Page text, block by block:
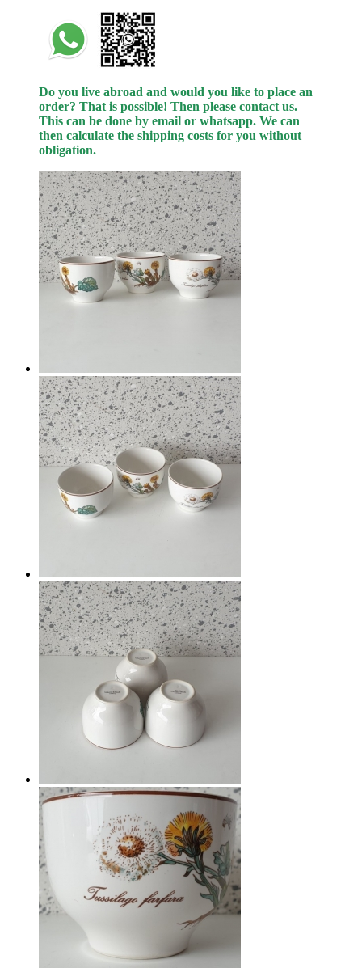
Do you live abroad and would you like to place an
order? That is possible! Then please contact us.
This can be done by email or whatsapp. We can
then calculate the shipping costs for you without
obligation.